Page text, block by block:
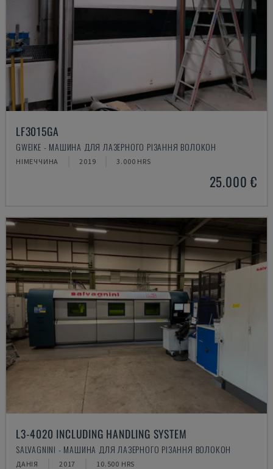
LF3015GA
GWEIKE - МАШИНА ДЛЯ ЛАЗЕРНОГО РІЗАННЯ ВОЛОКОН
НІМЕЧЧИНА 2019 3.000 HRS
25.000 €
L3-4020 INCLUDING HANDLING SYSTEM
SALVAGNINI - МАШИНА ДЛЯ ЛАЗЕРНОГО РІЗАННЯ ВОЛОКОН
ДАНІЯ 2017 10.500 HRS